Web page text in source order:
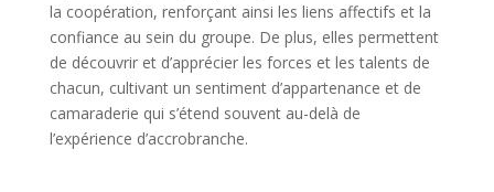
la coopération, renforçant ainsi les liens affectifs et la
confiance au sein du groupe. De plus, elles permettent
de découvrir et d’apprécier les forces et les talents de
chacun, cultivant un sentiment d’appartenance et de
camaraderie qui s’étend souvent au-delà de
l’expérience d’accrobranche.